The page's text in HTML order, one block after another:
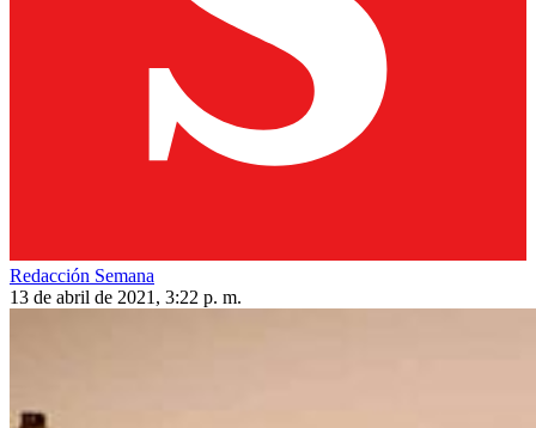
Redacción Semana
13 de abril de 2021, 3:22 p. m.